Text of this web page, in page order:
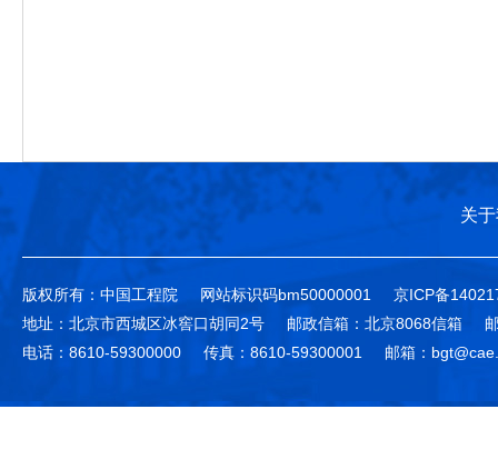
关
版权所有：中国工程院 网站标识码bm50000001
京ICP备
地址：北京市西城区冰窖口胡同2号
邮政信箱：北京8068信箱
电话：8610-59300000
传真：8610-59300001 邮箱：